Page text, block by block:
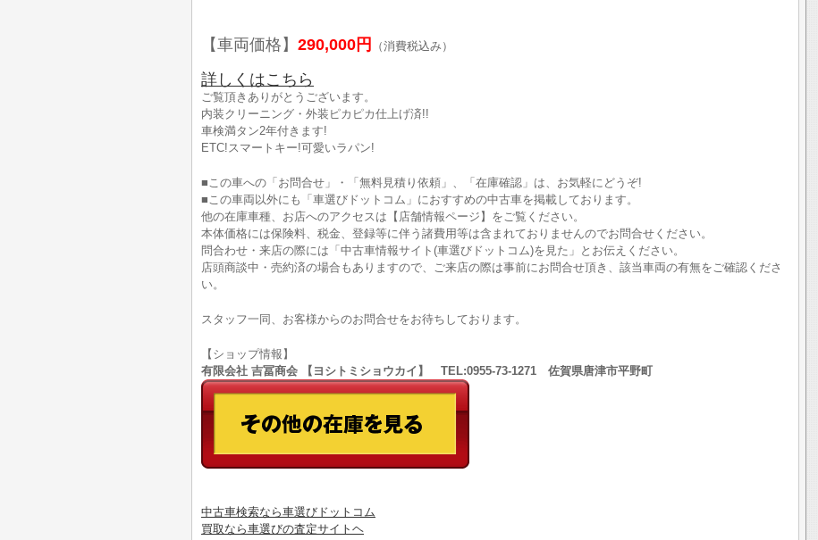
【車両価格】 290,000円 （消費税込み）
詳しくはこちら
ご覧頂きありがとうございます。
内装クリーニング・外装ピカピカ仕上げ済!!
車検満タン2年付きます!
ETC!スマートキー!可愛いラパン!
■この車への「お問合せ」・「無料見積り依頼」、「在庫確認」は、お気軽にどうぞ!
■この車両以外にも「車選びドットコム」におすすめの中古車を掲載しております。
他の在庫車種、お店へのアクセスは【店舗情報ページ】をご覧ください。
本体価格には保険料、税金、登録等に伴う諸費用等は含まれておりませんのでお問合せください。
問合わせ・来店の際には「中古車情報サイト(車選びドットコム)を見た」とお伝えください。
店頭商談中・売約済の場合もありますので、ご来店の際は事前にお問合せ頂き、該当車両の有無をご確認くださ
い。
スタッフ一同、お客様からのお問合せをお待ちしております。
【ショップ情報】
有限会社 吉冨商会 【ヨシトミショウカイ】 TEL:0955-73-1271 佐賀県唐津市平野町
中古車検索なら車選びドットコム
買取なら車選びの査定サイトヘ